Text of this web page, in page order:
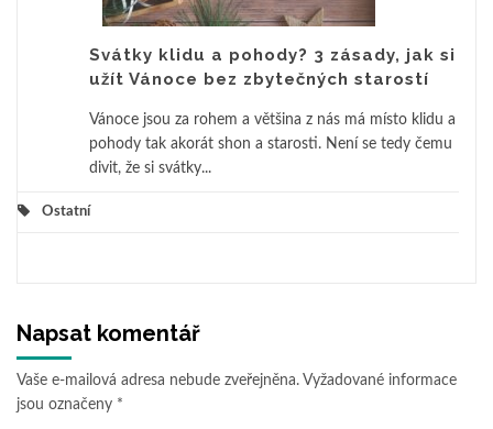
Svátky klidu a pohody? 3 zásady, jak si
užít Vánoce bez zbytečných starostí
Vánoce jsou za rohem a většina z nás má místo klidu a
pohody tak akorát shon a starosti. Není se tedy čemu
divit, že si svátky...
Ostatní
Napsat komentář
Vaše e-mailová adresa nebude zveřejněna. Vyžadované informace
jsou označeny *